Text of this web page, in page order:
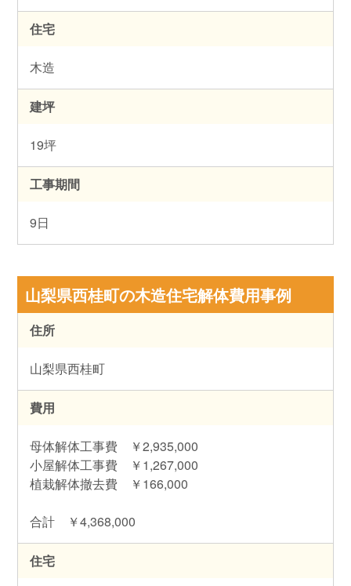
住宅
木造
建坪
19坪
工事期間
9日
山梨県西桂町の木造住宅解体費用事例
住所
山梨県西桂町
費用
母体解体工事費 ￥2,935,000
小屋解体工事費 ￥1,267,000
植栽解体撤去費 ￥166,000
合計 ￥4,368,000
住宅